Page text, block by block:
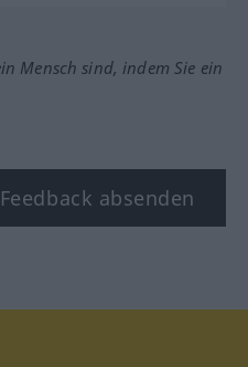
Mensch sind, indem Sie ein
Feedback absenden